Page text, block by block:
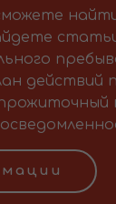
действий